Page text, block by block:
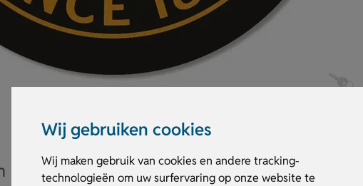
Wij gebruiken cookies
Wij maken gebruik van cookies en andere tracking-
technologieën om uw surfervaring op onze website te